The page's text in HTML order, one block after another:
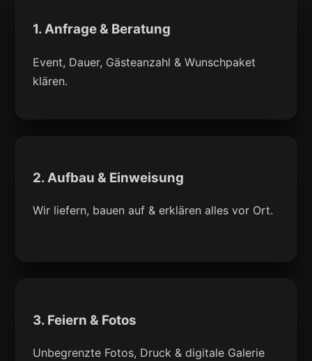
1. Anfrage & Beratung
Event, Dauer, Gästeanzahl & Wunschpaket
klären.
2. Aufbau & Einweisung
Wir liefern, bauen auf & erklären alles vor Ort.
3. Feiern & Fotos
Unbegrenzte Fotos, Druck & digitale Galerie